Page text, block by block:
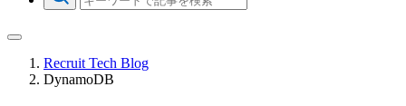
Recruit Tech Blog
DynamoDB